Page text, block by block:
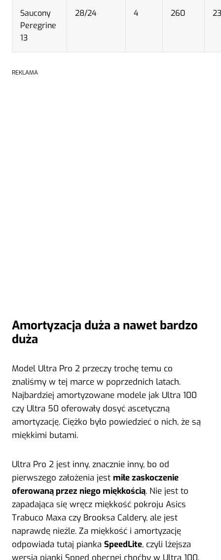
Saucony
Peregrine
13
28/24 4 260
REKLAMA
Amortyzacja duża a nawet bardzo
duża
Model Ultra Pro 2 przeczy trochę temu co
znaliśmy w tej marce w poprzednich latach.
Najbardziej amortyzowane modele jak Ultra 100
czy Ultra 50 oferowały dosyć ascetyczną
amortyzację. Ciężko było powiedzieć o nich, że są
miękkimi butami.
Ultra Pro 2 jest inny, znacznie inny, bo od
pierwszego założenia jest miłe zaskoczenie
oferowaną przez niego miękkością. Nie jest to
zapadająca się wręcz miękkość pokroju Asics
Trabuco Maxa czy Brooksa Caldery, ale jest
naprawdę nieźle. Za miękkość i amortyzację
odpowiada tutaj pianka SpeedLite, czyli lżejsza
wersja pianki Spped obecnej choćby w Ultra 100.